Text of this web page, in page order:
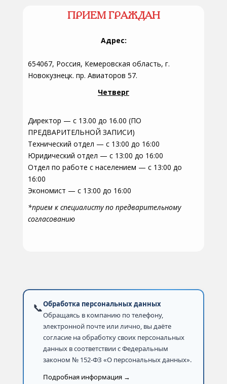
ПРИЕМ ГРАЖДАН
Адрес:
654067, Россия, Кемеровская область, г.
Новокузнецк. пр. Авиаторов 57.
Четверг
Директор — с 13.00 до 16.00 (ПО
ПРЕДВАРИТЕЛЬНОЙ ЗАПИСИ)
Технический отдел — с 13:00 до 16:00
Юридический отдел — с 13:00 до 16:00
Отдел по работе с населением — с 13:00 до
16:00
Экономист — с 13:00 до 16:00
*прием к специалисту по предварительному
согласованию
📞Обработка персональных данных
Обращаясь в компанию по телефону,
электронной почте или лично, вы даёте
согласие на обработку своих персональных
данных в соответствии с Федеральным
законом № 152-ФЗ «О персональных данных».
Подробная информация →